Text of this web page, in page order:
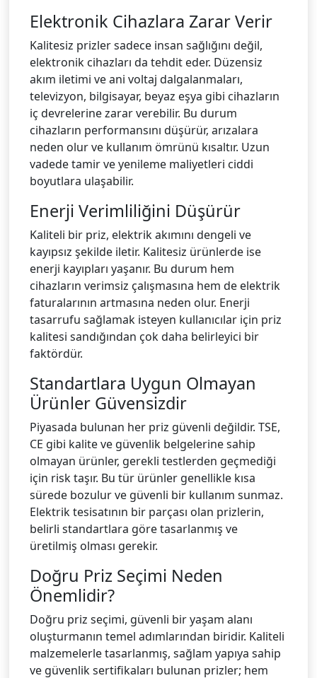
Elektronik Cihazlara Zarar Verir
Kalitesiz prizler sadece insan sağlığını değil,
elektronik cihazları da tehdit eder. Düzensiz
akım iletimi ve ani voltaj dalgalanmaları,
televizyon, bilgisayar, beyaz eşya gibi cihazların
iç devrelerine zarar verebilir. Bu durum
cihazların performansını düşürür, arızalara
neden olur ve kullanım ömrünü kısaltır. Uzun
vadede tamir ve yenileme maliyetleri ciddi
boyutlara ulaşabilir.
Enerji Verimliliğini Düşürür
Kaliteli bir priz, elektrik akımını dengeli ve
kayıpsız şekilde iletir. Kalitesiz ürünlerde ise
enerji kayıpları yaşanır. Bu durum hem
cihazların verimsiz çalışmasına hem de elektrik
faturalarının artmasına neden olur. Enerji
tasarrufu sağlamak isteyen kullanıcılar için priz
kalitesi sandığından çok daha belirleyici bir
faktördür.
Standartlara Uygun Olmayan
Ürünler Güvensizdir
Piyasada bulunan her priz güvenli değildir. TSE,
CE gibi kalite ve güvenlik belgelerine sahip
olmayan ürünler, gerekli testlerden geçmediği
için risk taşır. Bu tür ürünler genellikle kısa
sürede bozulur ve güvenli bir kullanım sunmaz.
Elektrik tesisatının bir parçası olan prizlerin,
belirli standartlara göre tasarlanmış ve
üretilmiş olması gerekir.
Doğru Priz Seçimi Neden
Önemlidir?
Doğru priz seçimi, güvenli bir yaşam alanı
oluşturmanın temel adımlarından biridir. Kaliteli
malzemelerle tasarlanmış, sağlam yapıya sahip
ve güvenlik sertifikaları bulunan prizler; hem